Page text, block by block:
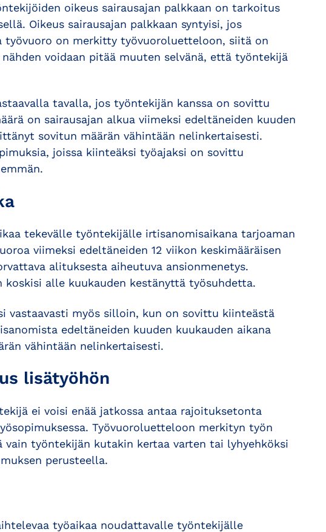
oikeus sairausajan palkkaan on tarkoitus
Oikeus sairausajan palkkaan syntyisi, jos
työvuoro on merkitty työvuoroluetteloon, siitä on
voidaan pitää muuten selvänä, että työntekijä
tavalla, jos työntekijän kanssa on sovittu
on sairausajan alkua viimeksi edeltäneiden kuuden
sovitun määrän vähintään nelinkertaisesti.
joissa kiinteäksi työajaksi on sovittu
tekevälle työntekijälle irtisanomisaikana tarjoaman
viimeksi edeltäneiden 12 viikon keskimääräisen
alituksesta aiheutuva ansionmenetys.
koskisi alle kuukauden kestänyttä työsuhdetta.
vastaavasti myös silloin, kun on sovittu kiinteästä
edeltäneiden kuuden kuukauden aikana
vähintään nelinkertaisesti.
lisätyöhön
ei voisi enää jatkossa antaa rajoituksetonta
Työvuoroluetteloon merkityn työn
työntekijän kutakin kertaa varten tai lyhyehköksi
perusteella.
työaikaa noudattavalle työntekijälle